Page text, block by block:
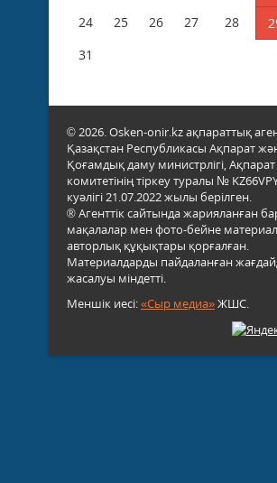
24
25 26 27 28
31
© 2026. Osken-onir.kz ақпараттық
Қазақстан Республикасы Ақпарат
Қоғамдық даму министрлігі, Ақпарат
комитетінің тіркеу туралы №
куәлігі 21.07.2022 жылы берілген.
® Агенттік сайтында жарияланған
мақалалар мен фото-бейне
авторлық құқықтары қорғалған.
Материалдарды пайдаланған
жасалуы міндетті.
Меншік иесі:«Сыр медиа»ЖШС.